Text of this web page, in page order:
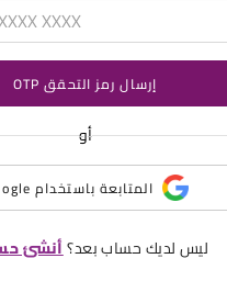
إرسال رمز التحقق OTP
أو
المتابعة باستخدام Google
ليس لديك حساب بعد؟أنشئ